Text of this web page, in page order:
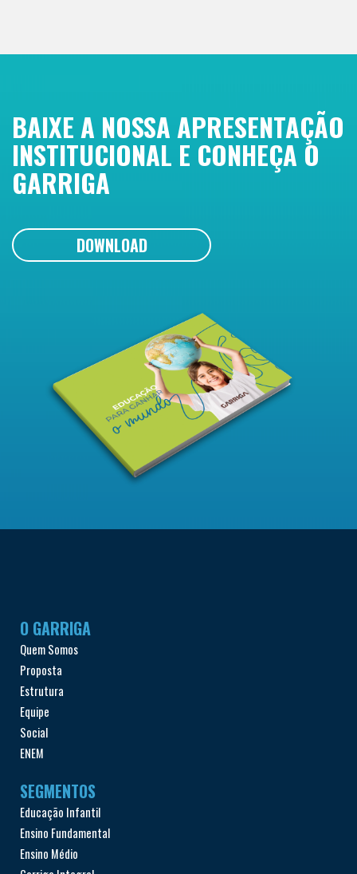
BAIXE A NOSSA APRESENTAÇÃO
INSTITUCIONAL E CONHEÇA O
GARRIGA
DOWNLOAD
O GARRIGA
Quem Somos
Proposta
Estrutura
Equipe
Social
ENEM
SEGMENTOS
Educação Infantil
Ensino Fundamental
Ensino Médio